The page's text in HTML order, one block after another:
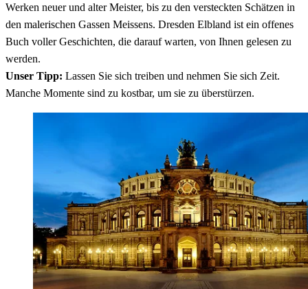
Werken neuer und alter Meister, bis zu den versteckten Schätzen in
den malerischen Gassen Meissens. Dresden Elbland ist ein offenes
Buch voller Geschichten, die darauf warten, von Ihnen gelesen zu
werden.
Unser Tipp: Lassen Sie sich treiben und nehmen Sie sich Zeit.
Manche Momente sind zu kostbar, um sie zu überstürzen.